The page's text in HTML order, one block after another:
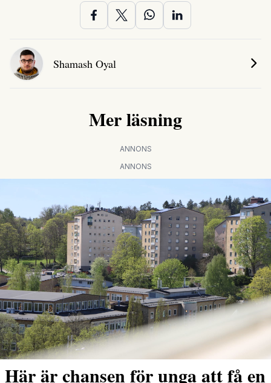
Shamash Oyal
Mer läsning
ANNONS
ANNONS
Här är chansen för unga att få en